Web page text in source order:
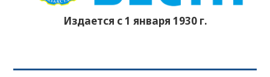
Издается с 1 января 1930 г.